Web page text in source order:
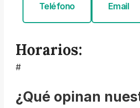
Teléfono Email
Horarios:
#
¿Qué opinan